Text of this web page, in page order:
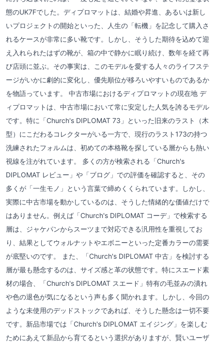
態のUK7Fでした。ディプロマットは、結婚や昇進、あるいは新し
いプロジェクトの開始といった、人生の「転機」を記念して購入さ
れるケースが非常に多い靴です。しかし、そうした期待を込めて迎
え入れられたはずの靴が、箱の中で静かに眠り続け、数年を経て再
び店頭に並ぶ。その事実は、このモデルを愛する人々のライフステ
ージがいかに劇的に変化し、優先順位が移ろいやすいものであるか
を物語っています。 中古市場におけるディプロマットの現在地 デ
ィプロマットは、中古市場において常に安定した人気を誇るモデル
です。特に「Church's DIPLOMAT 73」といった旧来のラスト（木
型）にこだわるコレクターがいる一方で、現行のラスト173の持つ
洗練されたフォルムは、初めての本格靴を探している層からも熱い
視線を注がれています。 多くの方が検索される「Church's
DIPLOMAT レビュー」や「ブログ」での評価を確認すると、その
多くが「一生モノ」という言葉で締めくくられています。しかし、
実際に中古市場を動かしているのは、そうした情緒的な価値だけで
はありません。例えば「Church's DIPLOMAT コーデ」で検索する
層は、ジャケパンからスーツまで対応できる汎用性を重視してお
り、結果としてウォルナットやエボニーといった定番カラーの需要
が底堅いのです。 また、「Church's DIPLOMAT 中古」を検討する
層が最も懸念するのは、サイズ感と革の状態です。特にスエード素
材の場合、「Church's DIPLOMAT スエード」特有の毛並みの潰れ
や色の退色が気になるという声も多く聞かれます。しかし、今回の
ような未使用のデッドストックであれば、そうした懸念は一切不要
です。新品市場では「Church's DIPLOMAT エイジング」を楽しむ
ためにあえて新品から育てるという選択がありますが、賢いユーザ